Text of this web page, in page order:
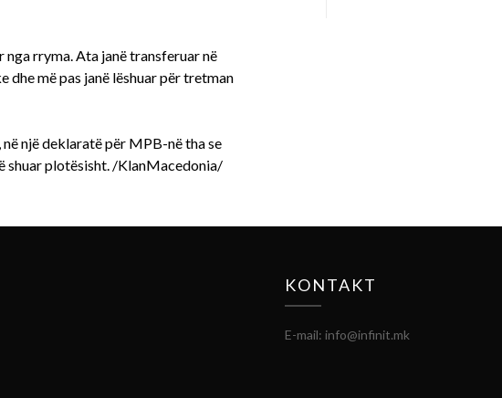
rryma. Ata janë transferuar në
dhe më pas janë lëshuar për tretman
një deklaratë për MPB-në tha se
shuar plotësisht. /KlanMacedonia/
KONTAKT
E-mail: info@infinit.mk